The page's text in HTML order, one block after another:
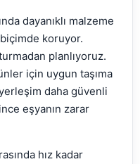
dayanıklı malzeme
biçimde koruyor.
planlıyoruz.
için uygun taşıma
daha güvenli
eşyanın zarar
hız kadar